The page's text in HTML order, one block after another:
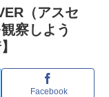
（アスセ
察しよう
Facebook